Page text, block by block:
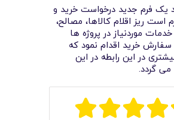
امکانات
سیستم ها
قیمت محصولات
یک فرم جدید درخواست خرید و
است ریز اقلام کالاها، مصالح،
موردنیاز در پروژه ها
خرید اقدام نمود که
در این رابطه در این
گردد.